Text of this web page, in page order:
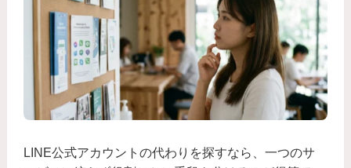
LINE公式アカウントの代わりを探すなら、一つのサ